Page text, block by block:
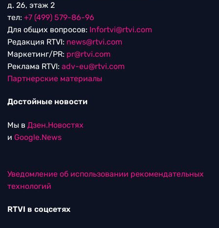
д. 26, этаж 2
тел: +7 (499) 579-86-96
Для общих вопросов: Infortvi@rtvi.com
Редакция RTVI: news@rtvi.com
Маркетинг/PR: pr@rtvi.com
Реклама RTVI: adv-eu@rtvi.com
Партнерские материалы
Достойные новости
Мы в Дзен.Новостях
и Google.News
Уведомление об использовании рекомендательных
технологий
RTVI в соцсетях